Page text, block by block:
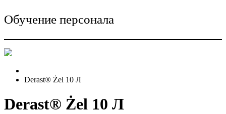
Обучение персонала
Derast® Żel 10 Л
Derast® Żel 10 Л